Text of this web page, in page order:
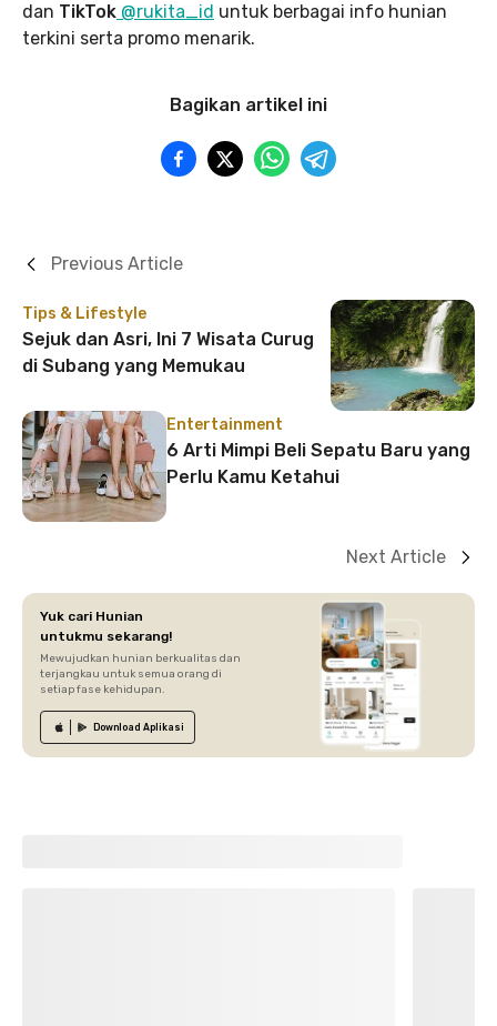
dan TikTok @rukita_id untuk berbagai info hunian
terkini serta promo menarik.
Bagikan artikel ini
Tips & Lifestyle
Sejuk dan Asri, Ini 7 Wisata Curug
di Subang yang Memukau
Previous Article
Entertainment
6 Arti Mimpi Beli Sepatu Baru yang
Perlu Kamu Ketahui
Next Article
Yuk cari Hunian
untukmu sekarang!
Mewujudkan hunian berkualitas dan
terjangkau untuk semua orang di
setiap fase kehidupan.
Download Aplikasi